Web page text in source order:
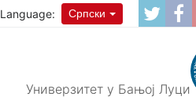
Language: Српски
Универзитет у Бањој Луци